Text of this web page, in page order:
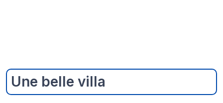
Une belle villa